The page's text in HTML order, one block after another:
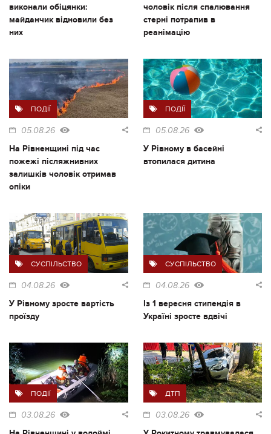
виконали обіцянки:
майданчик відновили без
них
чоловік після спалювання
стерні потрапив в
реанімацію
ПОДІЇ
05.08.26
На Рівненщині під час
пожежі післяжнивних
залишків чоловік отримав
опіки
ПОДІЇ
05.08.26
У Рівному в басейні
втопилася дитина
СУСПІЛЬСТВО
04.08.26
У Рівному зросте вартість
проїзду
СУСПІЛЬСТВО
04.08.26
Із 1 вересня стипендія в
Україні зросте вдвічі
ПОДІЇ
03.08.26
ДТП
03.08.26